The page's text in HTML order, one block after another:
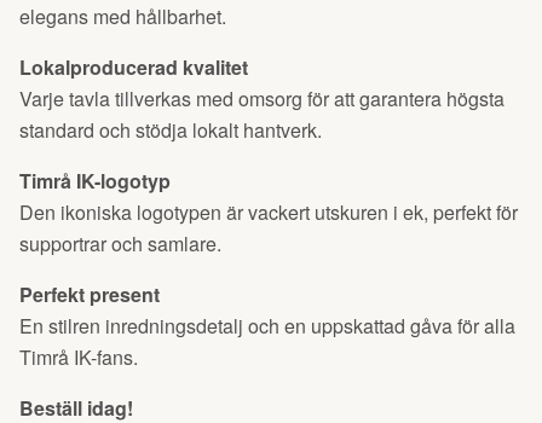
elegans med hållbarhet.
Lokalproducerad kvalitet
Varje tavla tillverkas med omsorg för att garantera högsta
standard och stödja lokalt hantverk.
Timrå IK-logotyp
Den ikoniska logotypen är vackert utskuren i ek, perfekt för
supportrar och samlare.
Perfekt present
En stilren inredningsdetalj och en uppskattad gåva för alla
Timrå IK-fans.
Beställ idag!